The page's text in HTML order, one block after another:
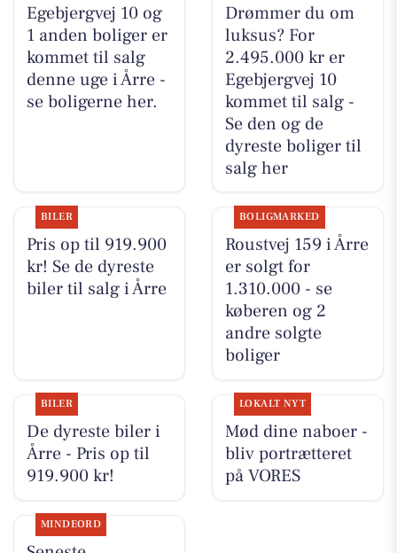
Egebjergvej 10 og
1 anden boliger er
kommet til salg
denne uge i Årre -
se boligerne her.
Drømmer du om
luksus? For
2.495.000 kr er
Egebjergvej 10
kommet til salg -
Se den og de
dyreste boliger til
salg her
BILER
Pris op til 919.900
kr! Se de dyreste
biler til salg i Årre
BOLIGMARKED
Roustvej 159 i Årre
er solgt for
1.310.000 - se
køberen og 2
andre solgte
boliger
BILER
De dyreste biler i
Årre - Pris op til
919.900 kr!
LOKALT NYT
Mød dine naboer -
bliv portrætteret
på VORES
MINDEORD